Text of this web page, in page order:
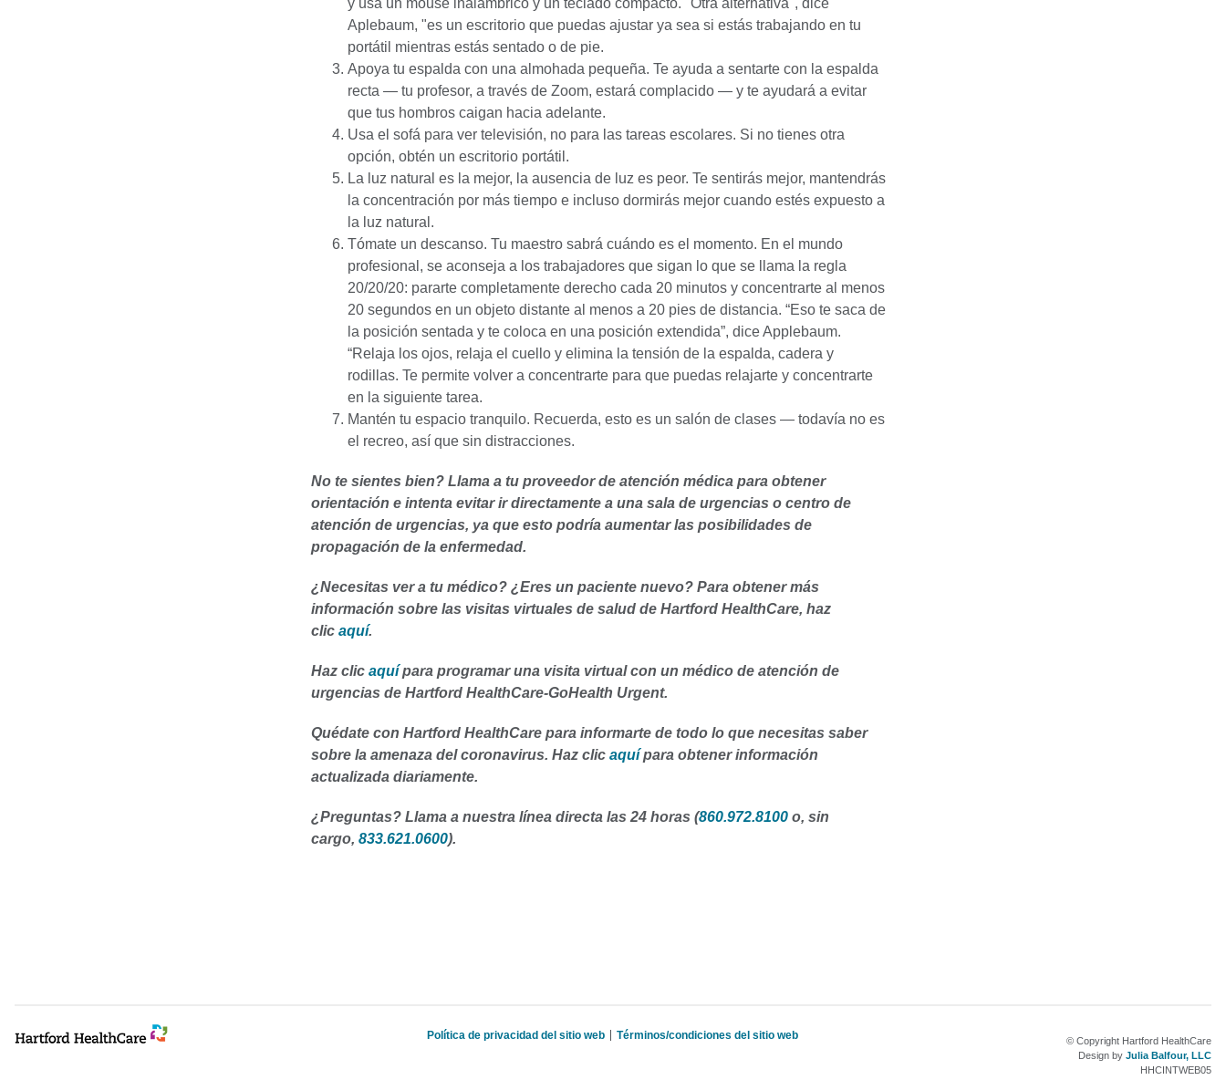
y usa un mouse inalámbrico y un teclado compacto. "Otra alternativa", dice
Aplebaum, "es un escritorio que puedas ajustar ya sea si estás trabajando en tu
portátil mientras estás sentado o de pie.
Apoya tu espalda con una almohada pequeña. Te ayuda a sentarte con la espalda
recta — tu profesor, a través de Zoom, estará complacido — y te ayudará a evitar
que tus hombros caigan hacia adelante.
Usa el sofá para ver televisión, no para las tareas escolares. Si no tienes otra
opción, obtén un escritorio portátil.
La luz natural es la mejor, la ausencia de luz es peor. Te sentirás mejor, mantendrás
la concentración por más tiempo e incluso dormirás mejor cuando estés expuesto a
la luz natural.
Tómate un descanso. Tu maestro sabrá cuándo es el momento. En el mundo
profesional, se aconseja a los trabajadores que sigan lo que se llama la regla
20/20/20: pararte completamente derecho cada 20 minutos y concentrarte al menos
20 segundos en un objeto distante al menos a 20 pies de distancia. “Eso te saca de
la posición sentada y te coloca en una posición extendida”, dice Applebaum.
“Relaja los ojos, relaja el cuello y elimina la tensión de la espalda, cadera y
rodillas. Te permite volver a concentrarte para que puedas relajarte y concentrarte
en la siguiente tarea.
Mantén tu espacio tranquilo. Recuerda, esto es un salón de clases — todavía no es
el recreo, así que sin distracciones.
No te sientes bien? Llama a tu proveedor de atención médica para obtener
orientación e intenta evitar ir directamente a una sala de urgencias o centro de
atención de urgencias, ya que esto podría aumentar las posibilidades de
propagación de la enfermedad.
¿Necesitas ver a tu médico? ¿Eres un paciente nuevo? Para obtener más
información sobre las visitas virtuales de salud de Hartford HealthCare, haz
clic aquí.
Haz clic aquí para programar una visita virtual con un médico de atención de
urgencias de Hartford HealthCare-GoHealth Urgent.
Quédate con Hartford HealthCare para informarte de todo lo que necesitas saber
sobre la amenaza del coronavirus. Haz clic aquípara obtener información
actualizada diariamente.
¿Preguntas? Llama a nuestra línea directa las 24 horas (860.972.8100 o, sin
cargo, 833.621.0600).
Política de privacidad del sitio web Términos/condiciones del sitio web
© Copyright Hartford HealthCare
Design by Julia Balfour, LLC
HHCINTWEB05